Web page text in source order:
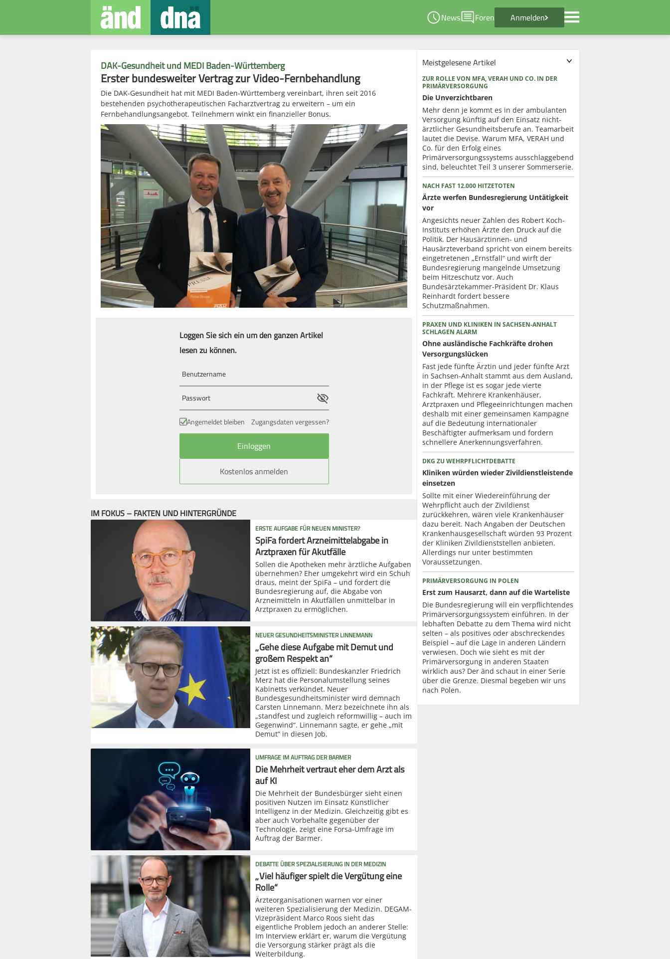
News Foren Anmelden
DAK-Gesundheit und MEDI Baden-Württemberg
Erster bundesweiter Vertrag zur Video-Fernbehandlung
Die DAK-Gesundheit hat mit MEDI Baden-Württemberg vereinbart, ihren seit 2016
bestehenden psychotherapeutischen Facharztvertrag zu erweitern – um ein
Fernbehandlungsangebot. Teilnehmern winkt ein finanzieller Bonus.
Loggen Sie sich ein um den ganzen Artikel
lesen zu können.
Angemeldet bleiben Zugangsdaten vergessen?
Kostenlos anmelden
IM FOKUS – FAKTEN UND HINTERGRÜNDE
ERSTE AUFGABE FÜR NEUEN MINISTER?
SpiFa fordert Arzneimittelabgabe in
Arztpraxen für Akutfälle
Sollen die Apotheken mehr ärztliche Aufgaben
übernehmen? Eher umgekehrt wird ein Schuh
draus, meint der SpiFa – und fordert die
Bundesregierung auf, die Abgabe von
Arzneimitteln in Akutfällen unmittelbar in
Arztpraxen zu ermöglichen.
NEUER GESUNDHEITSMINISTER LINNEMANN
„Gehe diese Aufgabe mit Demut und
großem Respekt an“
Jetzt ist es offiziell: Bundeskanzler Friedrich
Merz hat die Personalumstellung seines
Kabinetts verkündet. Neuer
Bundesgesundheitsminister wird demnach
Carsten Linnemann. Merz bezeichnete ihn als
„standfest und zugleich reformwillig – auch im
Gegenwind“. Linnemann sagte, er gehe „mit
Demut“ in diesen Job.
UMFRAGE IM AUFTRAG DER BARMER
Die Mehrheit vertraut eher dem Arzt als
auf KI
Die Mehrheit der Bundesbürger sieht einen
positiven Nutzen im Einsatz Künstlicher
Intelligenz in der Medizin. Gleichzeitig gibt es
aber auch Vorbehalte gegenüber der
Technologie, zeigt eine Forsa-Umfrage im
Auftrag der Barmer.
DEBATTE ÜBER SPEZIALISIERUNG IN DER MEDIZIN
„Viel häufiger spielt die Vergütung eine
Rolle“
Ärzteorganisationen warnen vor einer
weiteren Spezialisierung der Medizin. DEGAM-
Vizepräsident Marco Roos sieht das
eigentliche Problem jedoch an anderer Stelle:
Im Interview erklärt er, warum die Vergütung
die Versorgung stärker prägt als die
Weiterbildung.
Meistgelesene Artikel
ZUR ROLLE VON MFA, VERAH UND CO. IN DER
PRIMÄRVERSORGUNG
Die Unverzichtbaren
Mehr denn je kommt es in der ambulanten
Versorgung künftig auf den Einsatz nicht-
ärztlicher Gesundheitsberufe an. Teamarbeit
lautet die Devise. Warum MFA, VERAH und
Co. für den Erfolg eines
Primärversorgungssystems ausschlaggebend
sind, beleuchtet Teil 3 unserer Sommerserie.
NACH FAST 12.000 HITZETOTEN
Ärzte werfen Bundesregierung Untätigkeit
vor
Angesichts neuer Zahlen des Robert Koch-
Instituts erhöhen Ärzte den Druck auf die
Politik. Der Hausärztinnen- und
Hausärzteverband spricht von einem bereits
eingetretenen „Ernstfall“ und wirft der
Bundesregierung mangelnde Umsetzung
beim Hitzeschutz vor. Auch
Bundesärztekammer-Präsident Dr. Klaus
Reinhardt fordert bessere
Schutzmaßnahmen.
PRAXEN UND KLINIKEN IN SACHSEN-ANHALT
SCHLAGEN ALARM
Ohne ausländische Fachkräfte drohen
Versorgungslücken
Fast jede fünfte Ärztin und jeder fünfte Arzt
in Sachsen-Anhalt stammt aus dem Ausland,
in der Pflege ist es sogar jede vierte
Fachkraft. Mehrere Krankenhäuser,
Arztpraxen und Pflegeeinrichtungen machen
deshalb mit einer gemeinsamen Kampagne
auf die Bedeutung internationaler
Beschäftigter aufmerksam und fordern
schnellere Anerkennungsverfahren.
DKG ZU WEHRPFLICHTDEBATTE
Kliniken würden wieder Zivildienstleistende
einsetzen
Sollte mit einer Wiedereinführung der
Wehrpflicht auch der Zivildienst
zurückkehren, wären viele Krankenhäuser
dazu bereit. Nach Angaben der Deutschen
Krankenhausgesellschaft würden 93 Prozent
der Kliniken Zivildienststellen anbieten.
Allerdings nur unter bestimmten
Voraussetzungen.
PRIMÄRVERSORGUNG IN POLEN
Erst zum Hausarzt, dann auf die Warteliste
Die Bundesregierung will ein verpflichtendes
Primärversorgungssystem einführen. In der
lebhaften Debatte zu dem Thema wird nicht
selten – als positives oder abschreckendes
Beispiel – auf die Lage in anderen Ländern
verwiesen. Doch wie sieht es mit der
Primärversorgung in anderen Staaten
wirklich aus? Der änd schaut in einer Serie
über die Grenze. Diesmal begeben wir uns
nach Polen.